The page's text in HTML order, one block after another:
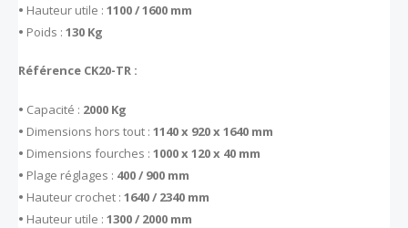
• Hauteur utile : 1100 / 1600 mm
• Poids : 130 Kg
Référence CK20-TR :
• Capacité : 2000 Kg
• Dimensions hors tout : 1140 x 920 x 1640 mm
• Dimensions fourches : 1000 x 120 x 40 mm
• Plage réglages : 400 / 900 mm
• Hauteur crochet : 1640 / 2340 mm
• Hauteur utile : 1300 / 2000 mm